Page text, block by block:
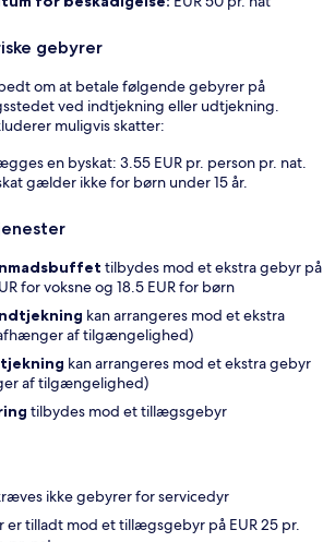
gebyrer
om at betale følgende gebyrer på
ved indtjekning eller udtjekning.
muligvis skatter:
en byskat: 3.55 EUR pr. person pr. nat.
gælder ikke for børn under 15 år.
tilbydes mod et ekstra gebyr på
for voksne og 18.5 EUR for børn
kan arrangeres mod et ekstra
af tilgængelighed)
kan arrangeres mod et ekstra gebyr
af tilgængelighed)
tilbydes mod et tillægsgebyr
ikke gebyrer for servicedyr
er tilladt mod et tillægsgebyr på EUR 25 pr.